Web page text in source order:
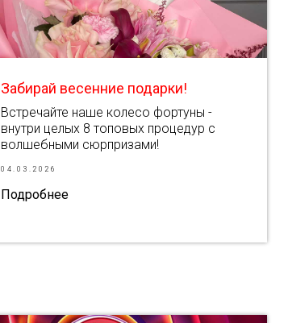
Забирай весенние подарки!
Встречайте наше колесо фортуны -
внутри целых 8 топовых процедур с
волшебными сюрпризами!
04.03.2026
Подробнее